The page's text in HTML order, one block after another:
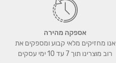
אספקה מהירה
אנו מחזיקים מלאי קבוע ומספקים את
רוב מוצרינו תוך 7 עד 10 ימי עסקים